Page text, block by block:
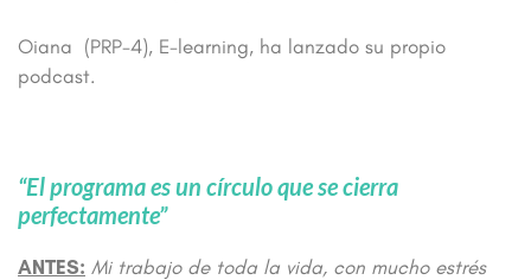
Oiana (PRP-4), E-learning, ha lanzado su propio
podcast.
“El programa es un círculo que se cierra
perfectamente”
ANTES: Mi trabajo de toda la vida, con mucho estrés